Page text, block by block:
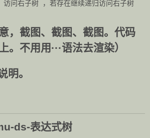
问右子树 ，若存在继续递归访问右子树
，截图、截图、截图。代码
。不用用···语法去渲染）
明。
ds-表达式树